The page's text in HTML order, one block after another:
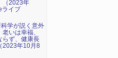
（2023年
ライブ
学が説く意外
いは幸福、
らず、健康長
2023年10月8